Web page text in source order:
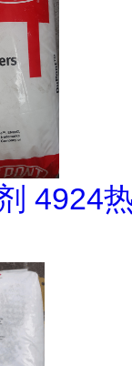
4924